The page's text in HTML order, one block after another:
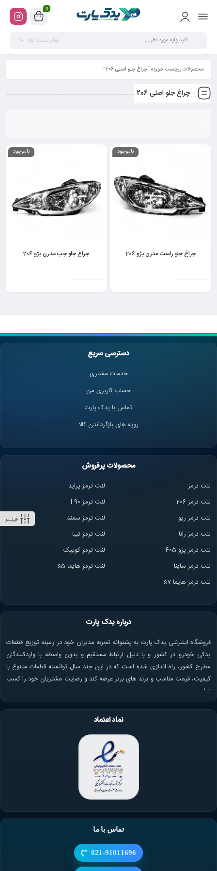
0
تمام دسته ها
محصولات برچسب خورده “چراغ جلو اصلی 206”
چراغ جلو اصلی 206
فیلـتر
ناموجود
چراغ جلو راست مدرن پژو 206
ناموجود
چراغ جلو چپ مدرن پژو 206
دسترسی سریع
خدمات مشتری
حساب کاربری من
تماس با یدک پارت
رویه های بازگرداندن کالا
محصولات پرفروش
لنت ترمز
لنت ترمز پراید
لنت ترمز 206
لنت ترمز l 90
لنت ترمز ریو
لنت ترمز سمند
لنت ترمز رانا
لنت ترمز تیبا
لنت ترمز پژو 405
لنت ترمز کوییک
لنت ترمز ساینا
لنت ترمز هایما s5
لنت ترمز هایما s7
درباره یدک پارت
فروشگاه اینترنتی یدک پارت به پشتوانه تجربه مدیران خود در زمینه توزیع قطعات
یدکی خودرو در کشور و با دلیل ارتباط مستقیم و بدون واسطه با واردکنندگان
مطرح کشور، راه اندازی شده است که در این چند سال توانسته قطعات متنوع با
کیفیت، قیمت مناسب و برند های برتر عرضه کند و رضایت مشتریان خود را کسب
نماید.
نماد اعتماد
تماس با ما
021-91011696